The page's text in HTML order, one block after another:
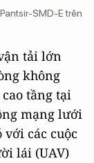
SMD-E trên
tải lớn
không
tầng tại
mạng lưới
các cuộc
lái (UAV)